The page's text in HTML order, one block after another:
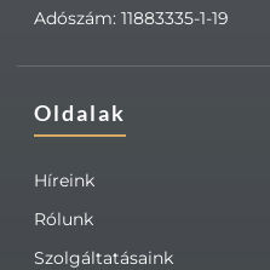
Adószám: 11883335-1-19
Oldalak
Híreink
Rólunk
Szolgáltatásaink